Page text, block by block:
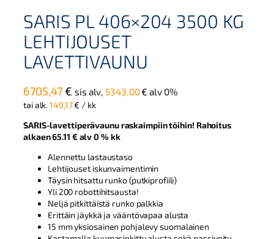
SARIS PL 406×204 3500 KG
LEHTIJOUSET
LAVETTIVAUNU
6705,47 € sis alv, 5343,00€ alv 0%
tai alk.149,17€ / kk
SARIS-lavettiperävaunu raskaimpiin töihin! Rahoitus
alkaen 65.11 € alv 0 % kk
Alennettu lastaustaso
Lehtijouset iskunvaimentimin
Täysin hitsattu runko (putkiprofiili)
Yli 200 robottihitsausta!
Neljä pitkittäistä runko palkkia
Erittäin jäykkä ja vääntövapaa alusta
15 mm yksiosainen pohjalevy suomalainen